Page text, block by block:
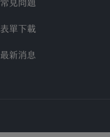
常見問題
表單下載
最新消息